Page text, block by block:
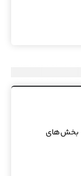
بخش‌های